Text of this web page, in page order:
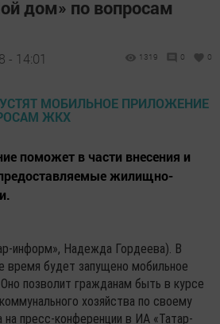
дом» по вопросам
- 14:01 1319 0 0
поможет в части внесения и
жилищно-
информ», Надежда Гордеева). В
время будет запущено мобильное
позволит гражданам быть в курсе
хозяйства по своему
пресс-конференции в ИА «Татар-